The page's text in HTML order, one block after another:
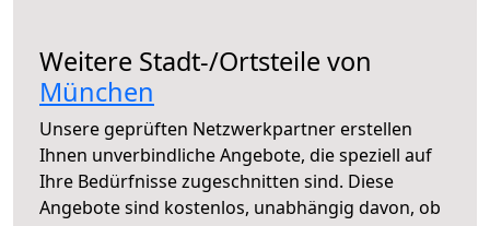
Weitere Stadt-/Ortsteile von
München
Unsere geprüften Netzwerkpartner erstellen
Ihnen unverbindliche Angebote, die speziell auf
Ihre Bedürfnisse zugeschnitten sind. Diese
Angebote sind kostenlos, unabhängig davon, ob